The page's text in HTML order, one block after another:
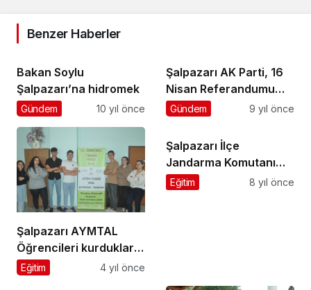
Benzer Haberler
Bakan Soylu
Şalpazarı’na hidromek
Gündem 10 yıl önce
Şalpazarı AK Parti, 16
Nisan Referandumu
için kolları sıvadı
Gündem 9 yıl önce
Şalpazarı AYMTAL
Öğrencileri kurdukları
Classify Dijital Eğitim
Eğitim 4 yıl önce
Şalpazarı İlçe
Jandarma Komutanı
Serdar Ceylan
Eğitim 8 yıl önce